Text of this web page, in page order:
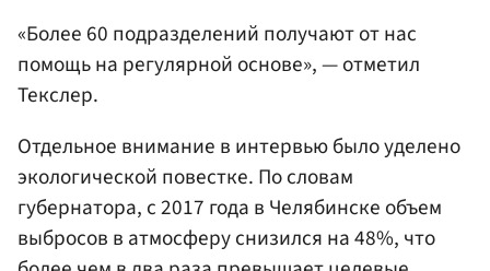
«Более 60 подразделений получают от нас
помощь на регулярной основе», — отметил
Текслер.
Отдельное внимание в интервью было уделено
экологической повестке. По словам
губернатора, с 2017 года в Челябинске объем
выбросов в атмосферу снизился на 48%, что